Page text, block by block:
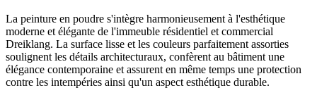
La peinture en poudre s'intègre harmonieusement à l'esthétique
moderne et élégante de l'immeuble résidentiel et commercial
Dreiklang. La surface lisse et les couleurs parfaitement assorties
soulignent les détails architecturaux, confèrent au bâtiment une
élégance contemporaine et assurent en même temps une protection
contre les intempéries ainsi qu'un aspect esthétique durable.